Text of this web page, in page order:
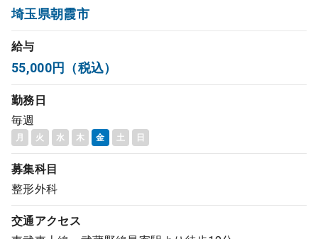
スポット検索
DtoDの転職・アルバイト支援
コンサルタント
成功事例
転職ノウハウ
埼玉県朝霞市
給与
55,000円（税込）
勤務日
毎週
月 火 水 木 金 土 日
募集科目
整形外科
交通アクセス